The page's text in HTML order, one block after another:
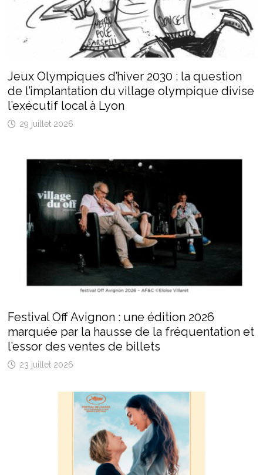
Jeux Olympiques d’hiver 2030 : la question
de l’implantation du village olympique divise
l’exécutif local à Lyon
29 juillet 2026
Festival Off Avignon : une édition 2026
marquée par la hausse de la fréquentation et
l’essor des ventes de billets
23 juillet 2026